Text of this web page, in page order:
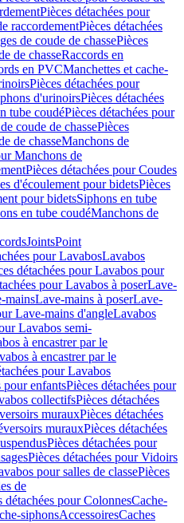
Pièces détachées pour
raccordementPièces détachées
de coude de chassePièces
de chasseRaccords en
en PVCManchettes et cache-
Pièces détachées pour
d'urinoirsPièces détachées
tube coudéPièces détachées pour
coude de chassePièces
de chasseManchons de
Manchons de
Pièces détachées pour Coudes
d'écoulement pour bidetsPièces
pour bidetsSiphons en tube
en tube coudéManchons de
JointsPoint
pour LavabosLavabos
détachées pour Lavabos pour
pour Lavabos à poserLave-
mainsLave-mains à poserLave-
Lave-mains d'angleLavabos
Lavabos semi-
à encastrer par le
à encastrer par le
pour Lavabos
pour enfantsPièces détachées pour
collectifsPièces détachées
murauxPièces détachées
murauxPièces détachées
Pièces détachées pour
Pièces détachées pour Vidoirs
pour salles de classePièces
de
détachées pour ColonnesCache-
siphonsAccessoiresCaches